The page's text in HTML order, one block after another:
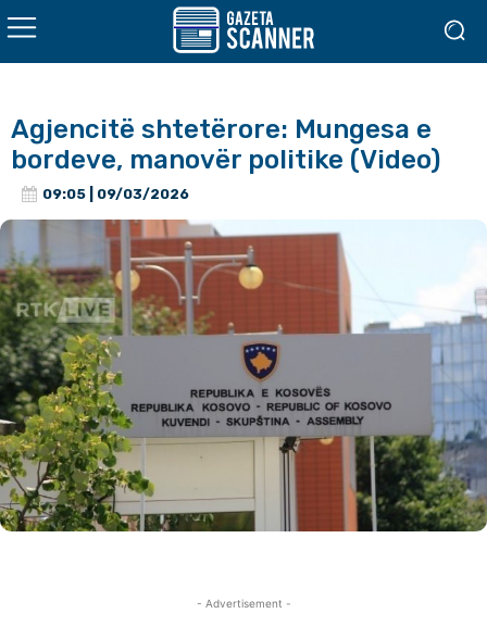
Agjencitë shtetërore: Mungesa e
bordeve, manovër politike (Video)
09:05 | 09/03/2026
- Advertisement -